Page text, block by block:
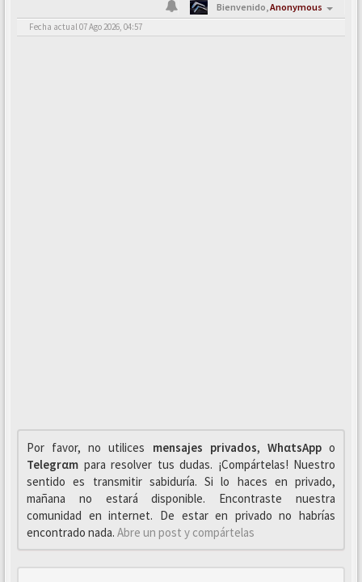
Bienvenido,Anonymous
Fecha actual 07 Ago 2026, 04:57
Por favor, no utilices mensajes privados, WhαtsAppo
Telegrαm para resolver tus dudas. ¡Compártelas! Nuestro
sentido es transmitir sabiduría. Si lo haces en privado,
mañana no estará disponible. Encontraste nuestra
comunidad en internet. De estar en privado no habrías
encontrado nada. Abre un post y compártelas